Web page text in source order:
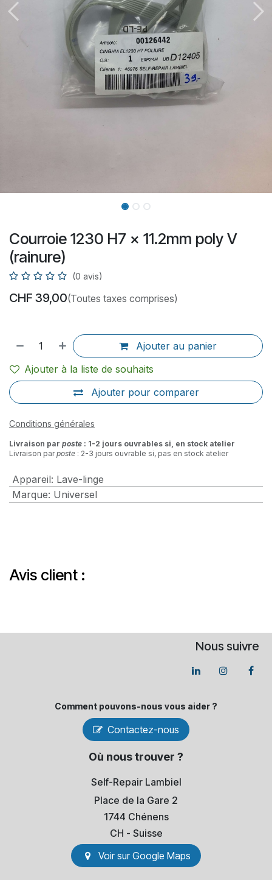
Courroie 1230 H7 x 11.2mm poly V
(rainure)
(0 avis)
CHF 39,00(Toutes taxes comprises)
Ajouter au panier
Ajouter pour comparer
Ajouter à la liste de souhaits
Conditions générales
Livraison par poste : 1-2 jours ouvrables si, en stock atelier
Livraison parposte : 2-3 jours ouvrable si, pas en stock atelier
Appareil: Lave-linge
Marque: Universel
Avis client :
Nous suivre
Comment pouvons-​nous vous aider ?
Contactez-nous
Où nous trouver ?
Self-Repair Lambiel
Place de la Gare 2
1744 Chénens
​CH - Suisse
Voir sur Go​​ogle Maps